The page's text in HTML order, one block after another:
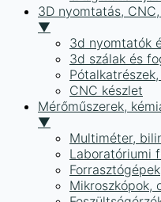
3D nyomtatás,
▼
3d nyomtatók
3d szálak és
CNC készlet
Mérőműszerek,
▼
Multiméter,
Laboratóriumi
Mikroszkópok,